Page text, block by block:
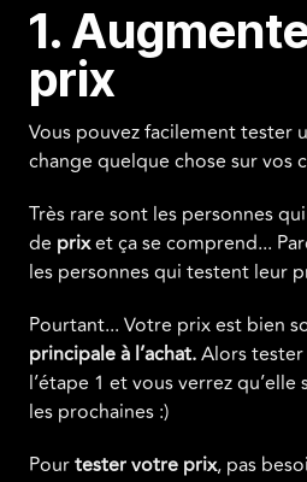
1.
prix
Vous pouvez facilement tester
change quelque chose sur vos
Très rare sont les personnes
de prixet ça se comprend...
les personnes qui testent leur
Pourtant... Votre prix est bien
principale à l’achat.Alors tester
l’étape 1 et vous verrez
les prochaines :)
Pourtester votre prix, pas